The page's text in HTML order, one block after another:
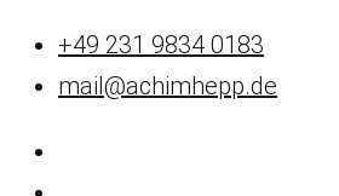
+49 231 9834 0183
mail@achimhepp.de